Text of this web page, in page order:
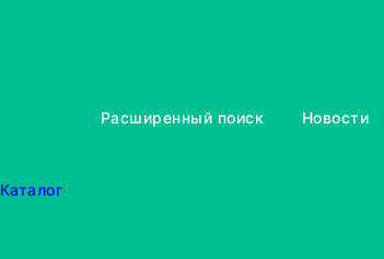
Каталог
Расширенный поиск Новости